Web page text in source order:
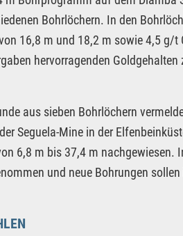
Bohrlöchern. In den
16,8 m und 18,2 m sowie 4,5 g/
hervorragenden
aus sieben Bohrlöchern
Seguela-Mine in der
6,8 m bis 37,4 m nachgewiesen.
und neue Bohrungen